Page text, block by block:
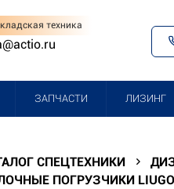
техника
ЗАПЧАСТИ ЛИЗИНГ
СПЕЦТЕХНИКИ
ПОГРУЗЧИКИ